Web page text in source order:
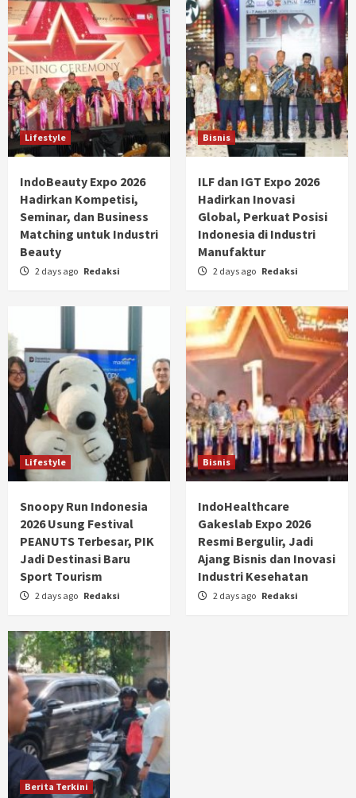
Lifestyle
IndoBeauty Expo 2026
Hadirkan Kompetisi,
Seminar, dan Business
Matching untuk Industri
Beauty
2 days ago Redaksi
Bisnis
ILF dan IGT Expo 2026
Hadirkan Inovasi
Global, Perkuat Posisi
Indonesia di Industri
Manufaktur
2 days ago Redaksi
Lifestyle
Snoopy Run Indonesia
2026 Usung Festival
PEANUTS Terbesar, PIK
Jadi Destinasi Baru
Sport Tourism
2 days ago Redaksi
Bisnis
IndoHealthcare
Gakeslab Expo 2026
Resmi Bergulir, Jadi
Ajang Bisnis dan Inovasi
Industri Kesehatan
2 days ago Redaksi
Berita Terkini